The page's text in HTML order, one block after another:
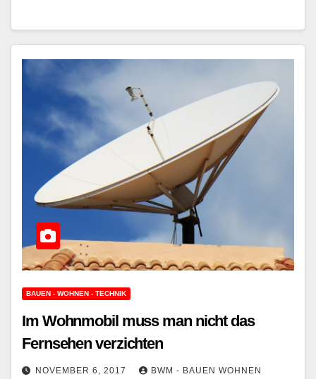
BAUEN - WOHNEN - TECHNIK
Im Wohnmobil muss man nicht das
Fernsehen verzichten
NOVEMBER 6, 2017 BWM - BAUEN WOHNEN